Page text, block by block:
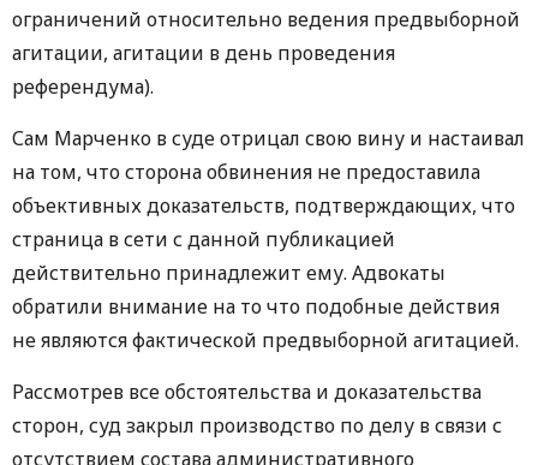
ограничений относительно ведения предвыборной
агитации, агитации в день проведения
референдума).
Сам Марченко в суде отрицал свою вину и настаивал
на том, что сторона обвинения не предоставила
объективных доказательств, подтверждающих, что
страница в сети с данной публикацией
действительно принадлежит ему. Адвокаты
обратили внимание на то что подобные действия
не являются фактической предвыборной агитацией.
Рассмотрев все обстоятельства и доказательства
сторон, суд закрыл производство по делу в связи с
отсутствием состава административного